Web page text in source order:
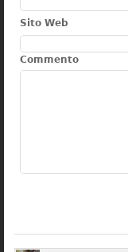
Sito Web
Commento